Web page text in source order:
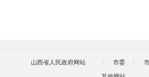
山西省人民政府网站 市委